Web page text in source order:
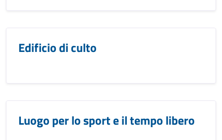
Edificio di culto
Luogo per lo sport e il tempo libero